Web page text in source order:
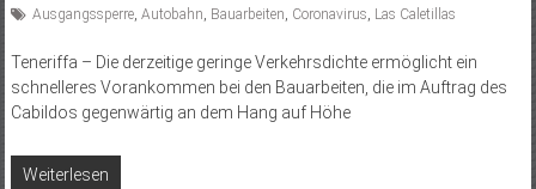
Ausgangssperre, Autobahn Bauarbeiten Coronavirus Las Caletillas
Teneriffa – Die derzeitige geringe Verkehrsdichte ermöglicht ein
schnelleres Vorankommen bei den Bauarbeiten, die im Auftrag des
Cabildos gegenwärtig an dem Hang auf Höhe
Weiterlesen